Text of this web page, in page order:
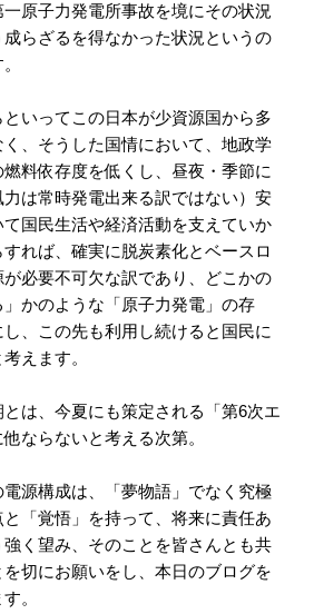
原子力発電所事故を境にその状況
らざるを得なかった状況というの
いってこの日本が少資源国から多
、そうした国情において、地政学
料依存度を低くし、昼夜・季節に
は常時発電出来る訳ではない）安
国民生活や経済活動を支えていか
れば、確実に脱炭素化とベースロ
必要不可欠な訳であり、どこかの
かのような「原子力発電」の存
、この先も利用し続けると国民に
えます。
は、今夏にも策定される「第6次エ
ならないと考える次第。
源構成は、「夢物語」でなく究極
「覚悟」を持って、将来に責任あ
く望み、そのことを皆さんとも共
切にお願いをし、本日のブログを
。